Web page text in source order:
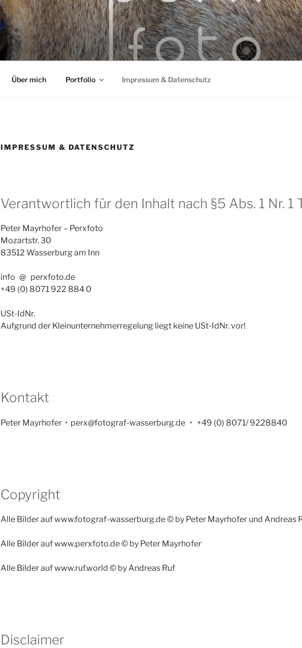
Über mich Portfolio Impressum & Datenschutz
IMPRESSUM & DATENSCHUTZ
Verantwortlich für den Inhalt nach §5 Abs. 1 Nr. 1
Peter Mayrhofer – Perxfoto
Mozartstr. 30
83512 Wasserburg am Inn
info @ perxfoto.de
+49 (0) 8071 922 884 0
USt-IdNr.
Aufgrund der Kleinunternehmerregelung liegt keine USt-IdNr. vor!
Kontakt
Peter Mayrhofer • perx@fotograf-wasserburg.de • +49 (0) 8071/ 9228840
Copyright
Alle Bilder auf www.fotograf-wasserburg.de © by Peter Mayrhofer und Andreas
Alle Bilder auf www.perxfoto.de © by Peter Mayrhofer
Alle Bilder auf www.ruf.world © by Andreas Ruf
Disclaimer